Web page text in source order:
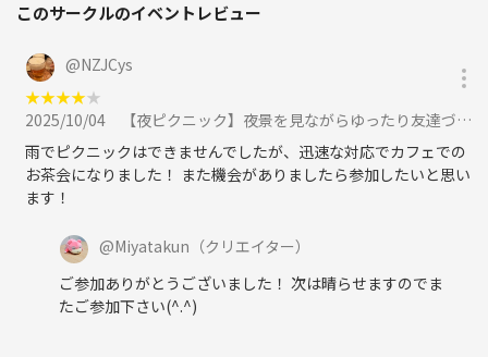
このサークルのイベントレビュー
@NZJCys
★★★★★
2025/10/04
【夜ピクニック】夜景を見ながらゆったり友達づくり（東京の社会人サークル20代〜30代限定）に参加
雨でピクニックはできませんでしたが、迅速な対応でカフェでの
お茶会になりました！ また機会がありましたら参加したいと思い
ます！
@Miyatakun （クリエイター）
ご参加ありがとうございました！ 次は晴らせますのでま
たご参加下さい(^.^)